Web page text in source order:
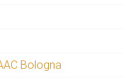
Bologna